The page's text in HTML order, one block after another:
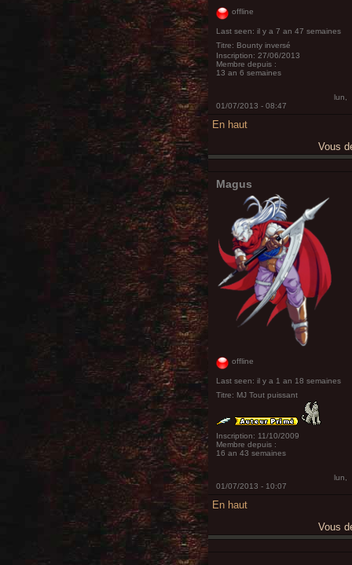
offline
Last seen: il y a 7 an 47 semaines
Titre: Bounty inversé
Inscription: 27/06/2013
Membre depuis :
13 an 6 semaines
lun,
01/07/2013 - 08:47
En haut
Vous
Magus
offline
Last seen: il y a 1 an 18 semaines
Titre: MJ Tout puissant
Inscription: 11/10/2009
Membre depuis :
16 an 43 semaines
lun,
01/07/2013 - 10:07
En haut
Vous